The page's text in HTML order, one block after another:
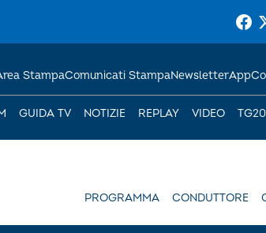
GUIDA TV NOTIZIE REPLAY VIDEO
StampaComunicati StampaNewsletterApp
PROGRAMMA CONDUTTORE